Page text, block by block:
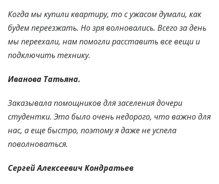
Когда мы купили квартиру, то с ужасом думали, как
будем переезжать. Но зря волновались. Всего за день
мы переехали, нам помогли расставить все вещи и
подключить технику.
Иванова Татьяна.
Заказывала помощников для заселения дочери
студентки. Это было очень недорого, что важно для
нас, а еще быстро, поэтому я даже не успела
поволноваться.
Сергей Алексеевич Кондратьев